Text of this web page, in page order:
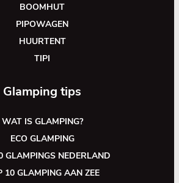
BOOMHUT
PIPOWAGEN
HUURTENT
TIPI
Glamping tips
WAT IS GLAMPING?
ECO GLAMPING
GLAMPINGS NEDERLAND
10 GLAMPING AAN ZEE